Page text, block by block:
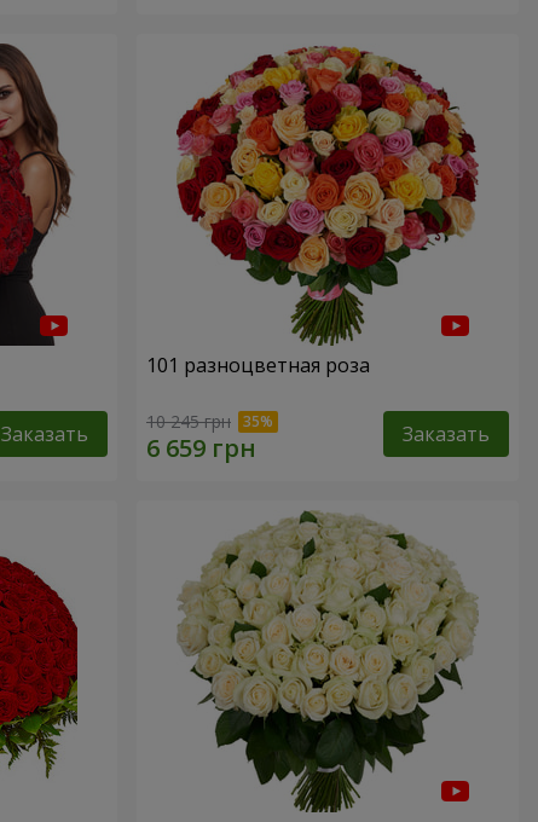
Заказать
101 разноцветная роза
10 245 грн Заказать